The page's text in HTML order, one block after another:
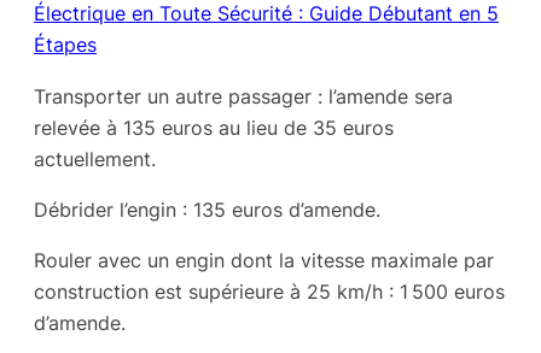
Électrique en Toute Sécurité : Guide Débutant en 5
Étapes
Transporter un autre passager : l’amende sera
relevée à 135 euros au lieu de 35 euros
actuellement.
Débrider l’engin : 135 euros d’amende.
Rouler avec un engin dont la vitesse maximale par
construction est supérieure à 25 km/h : 1 500 euros
d’amende.